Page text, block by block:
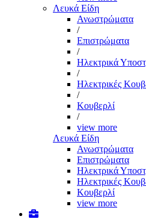
Λευκά Είδη
Ανωστρώματα
/
Επιστρώματα
/
Ηλεκτρικά
/
Ηλεκτρικές
/
Κουβερλί
/
view more
Λευκά Είδη
Ανωστρώματα
Επιστρώματα
Ηλεκτρικά
Ηλεκτρικές
Κουβερλί
view more